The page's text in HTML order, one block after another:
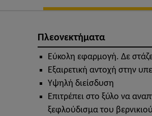
Πλεονεκτήματα
Εύκολη εφαρμογή. Δε
Εξαιρετική αντοχή στην
Υψηλή διείσδυση
Επιτρέπει στο ξύλο να
ξεφλούδισμα του βερνικιού